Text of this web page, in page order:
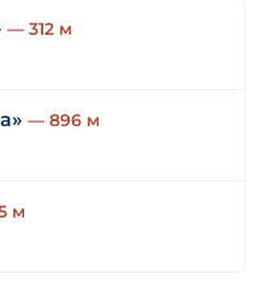
— 312 м
— 896 м
м